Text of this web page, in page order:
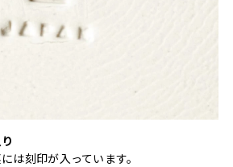
は刻印が入っています。